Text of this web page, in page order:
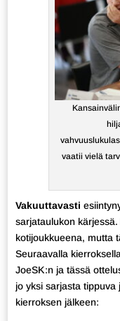
vaatii vielä
Vakuuttavasti
sarjataulukon
kotijoukkueena, mutta
Seuraavalla
JoeSK:n ja tässä
jo yksi sarjasta
kierroksen jälkeen: